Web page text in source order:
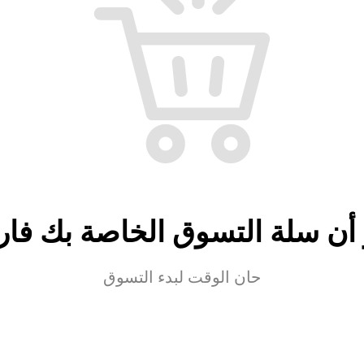
أن سلة التسوق الخاصة بك
حان الوقت لبدء التسوق